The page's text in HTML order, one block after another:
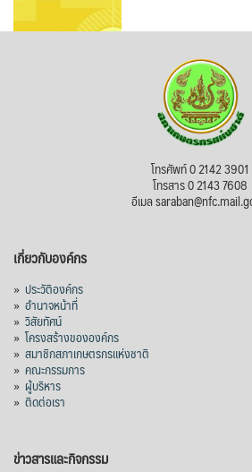
โทรศัพท์ 0 2142 3901
โทรสาร 0 2143 7608
อีเมล
เกี่ยวกับองค์กร
» ประวัติองค์กร
» อำนาจหน้าที่
» วิสัยทัศน์
» โครงสร้างขององค์กร
» สมาชิกสภาเกษตรกรแห่งชาติ
» คณะกรรมการ
» ผู้บริหาร
» ติดต่อเรา
ข่าวสารและกิจกรรม